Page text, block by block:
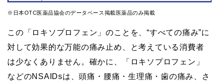
※日本OTC医薬品協会のデータベース掲載医薬品のみ掲載
この「ロキソプロフェン」のことを、“すべての痛み”に
対して効果的な万能の痛み止め、と考えている消費者
は少なくありません。確かに、「ロキソプロフェン」
などのNSAIDsは、頭痛・腰痛・生理痛・歯の痛み、さ